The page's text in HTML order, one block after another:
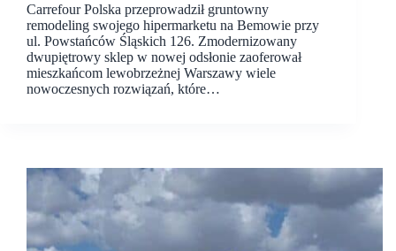
Carrefour Polska przeprowadził gruntowny
remodeling swojego hipermarketu na Bemowie przy
ul. Powstańców Śląskich 126. Zmodernizowany
dwupiętrowy sklep w nowej odsłonie zaoferował
mieszkańcom lewobrzeżnej Warszawy wiele
nowoczesnych rozwiązań, które…